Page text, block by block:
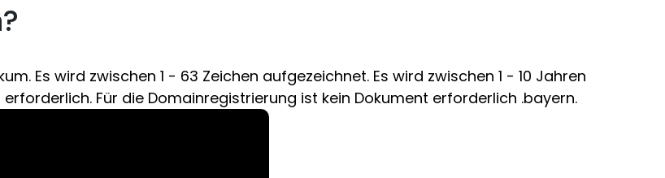
Es wird zwischen 1 - 63 Zeichen aufgezeichnet. Es wird zwischen 1 - 10 Jahren
Für die Domainregistrierung ist kein Dokument erforderlich .bayern.